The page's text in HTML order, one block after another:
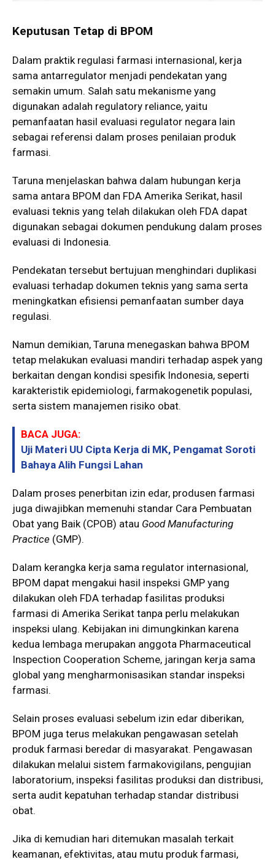
Keputusan Tetap di BPOM
Dalam praktik regulasi farmasi internasional, kerja
sama antarregulator menjadi pendekatan yang
semakin umum. Salah satu mekanisme yang
digunakan adalah regulatory reliance, yaitu
pemanfaatan hasil evaluasi regulator negara lain
sebagai referensi dalam proses penilaian produk
farmasi.
Taruna menjelaskan bahwa dalam hubungan kerja
sama antara BPOM dan FDA Amerika Serikat, hasil
evaluasi teknis yang telah dilakukan oleh FDA dapat
digunakan sebagai dokumen pendukung dalam proses
evaluasi di Indonesia.
Pendekatan tersebut bertujuan menghindari duplikasi
evaluasi terhadap dokumen teknis yang sama serta
meningkatkan efisiensi pemanfaatan sumber daya
regulasi.
Namun demikian, Taruna menegaskan bahwa BPOM
tetap melakukan evaluasi mandiri terhadap aspek yang
berkaitan dengan kondisi spesifik Indonesia, seperti
karakteristik epidemiologi, farmakogenetik populasi,
serta sistem manajemen risiko obat.
BACA JUGA:
Uji Materi UU Cipta Kerja di MK, Pengamat Soroti
Bahaya Alih Fungsi Lahan
Dalam proses penerbitan izin edar, produsen farmasi
juga diwajibkan memenuhi standar Cara Pembuatan
Obat yang Baik (CPOB) atau Good Manufacturing
Practice (GMP).
Dalam kerangka kerja sama regulator internasional,
BPOM dapat mengakui hasil inspeksi GMP yang
dilakukan oleh FDA terhadap fasilitas produksi
farmasi di Amerika Serikat tanpa perlu melakukan
inspeksi ulang. Kebijakan ini dimungkinkan karena
kedua lembaga merupakan anggota Pharmaceutical
Inspection Cooperation Scheme, jaringan kerja sama
global yang mengharmonisasikan standar inspeksi
farmasi.
Selain proses evaluasi sebelum izin edar diberikan,
BPOM juga terus melakukan pengawasan setelah
produk farmasi beredar di masyarakat. Pengawasan
dilakukan melalui sistem farmakovigilans, pengujian
laboratorium, inspeksi fasilitas produksi dan distribusi,
serta audit kepatuhan terhadap standar distribusi
obat.
Jika di kemudian hari ditemukan masalah terkait
keamanan, efektivitas, atau mutu produk farmasi,